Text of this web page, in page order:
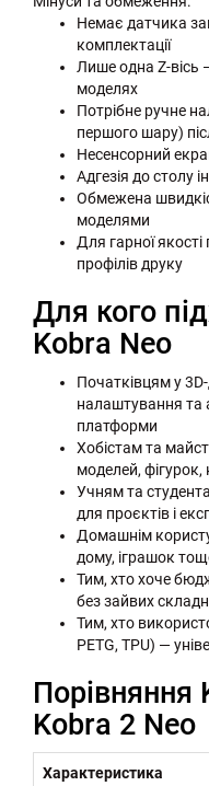
Немає датчика
комплектації
Лише одна Z-вісь
моделях
Потрібне ручне
першого шару)
Несенсорний
Адгезія до столу
Обмежена
моделями
Для гарної
профілів друку
Для кого
Kobra Neo
Початківцям у
налаштування та
платформи
Хобістам та
моделей, фігурок,
Учням та
для проєктів і
Домашнім
дому, іграшок
Тим, хто хоче
без зайвих
Тим, хто
PETG, TPU) —
Порівняння
Kobra 2 Neo
Характеристика